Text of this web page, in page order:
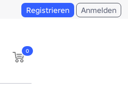
Registrieren Anmelden
0